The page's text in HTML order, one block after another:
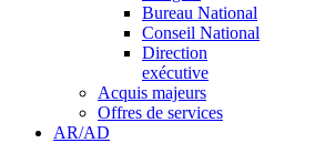
Bureau National
Conseil National
Direction
exécutive
Acquis majeurs
Offres de services
AR/AD